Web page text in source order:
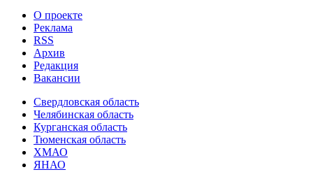
О проекте
Реклама
RSS
Архив
Редакция
Вакансии
Свердловская область
Челябинская область
Курганская область
Тюменская область
ХМАО
ЯНАО